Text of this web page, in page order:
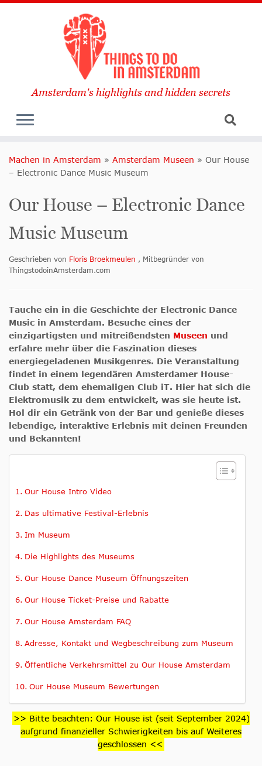
Amsterdam's highlights and hidden secrets
Machen in Amsterdam » Amsterdam Museen » Our House
– Electronic Dance Music Museum
Our House – Electronic Dance
Music Museum
Geschrieben von Floris Broekmeulen , Mitbegründer von
ThingstodoinAmsterdam.com
Tauche ein in die Geschichte der Electronic Dance
Music in Amsterdam. Besuche eines der
einzigartigsten und mitreißendsten Museen und
erfahre mehr über die Faszination dieses
energiegeladenen Musikgenres. Die Veranstaltung
findet in einem legendären Amsterdamer House-
Club statt, dem ehemaligen Club iT. Hier hat sich die
Elektromusik zu dem entwickelt, was sie heute ist.
Hol dir ein Getränk von der Bar und genieße dieses
lebendige, interaktive Erlebnis mit deinen Freunden
und Bekannten!
Our House Intro Video
Das ultimative Festival-Erlebnis
Im Museum
Die Highlights des Museums
Our House Dance Museum Öffnungszeiten
Our House Ticket-Preise und Rabatte
Our House Amsterdam FAQ
Adresse, Kontakt und Wegbeschreibung zum Museum
Öffentliche Verkehrsmittel zu Our House Amsterdam
Our House Museum Bewertungen
>> Bitte beachten: Our House ist (seit September 2024)
aufgrund finanzieller Schwierigkeiten bis auf Weiteres
geschlossen <<